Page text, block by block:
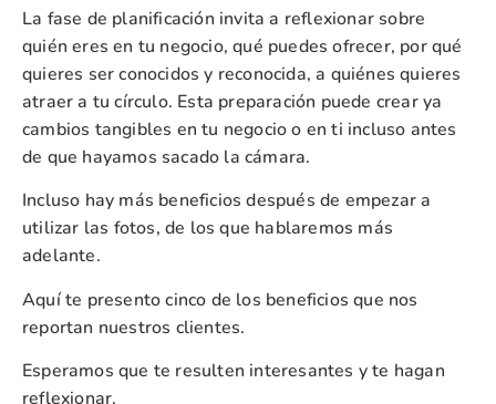
La fase de planificación invita a reflexionar sobre
quién eres en tu negocio, qué puedes ofrecer, por qué
quieres ser conocidos y reconocida, a quiénes quieres
atraer a tu círculo. Esta preparación puede crear ya
cambios tangibles en tu negocio o en ti incluso antes
de que hayamos sacado la cámara.
Incluso hay más beneficios después de empezar a
utilizar las fotos, de los que hablaremos más
adelante.
Aquí te presento cinco de los beneficios que nos
reportan nuestros clientes.
Esperamos que te resulten interesantes y te hagan
reflexionar.